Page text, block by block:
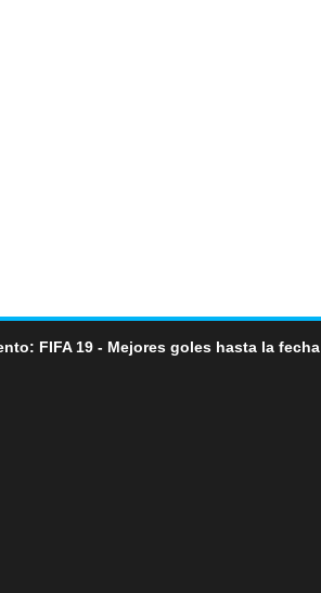
FIFA 19 - Mejores goles hasta la fecha